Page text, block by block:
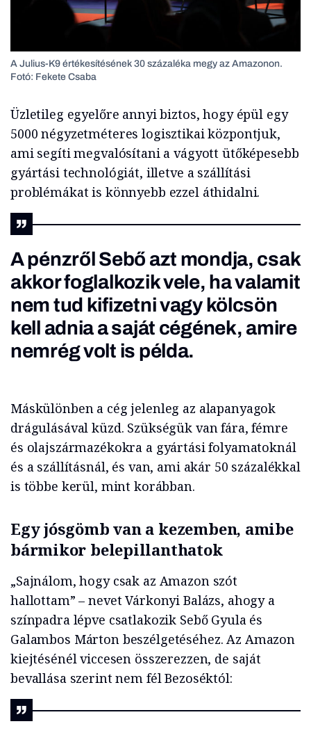
A Julius-K9 értékesítésének 30 százaléka megy az Amazonon.
Fotó: Fekete Csaba
Üzletileg egyelőre annyi biztos, hogy épül egy
5000 négyzetméteres logisztikai központjuk,
ami segíti megvalósítani a vágyott ütőképesebb
gyártási technológiát, illetve a szállítási
problémákat is könnyebb ezzel áthidalni.
A pénzről Sebő azt mondja, csak
akkor foglalkozik vele, ha valamit
nem tud kifizetni vagy kölcsön
kell adnia a saját cégének, amire
nemrég volt is példa.
Máskülönben a cég jelenleg az alapanyagok
drágulásával küzd. Szükségük van fára, fémre
és olajszármazékokra a gyártási folyamatoknál
és a szállításnál, és van, ami akár 50 százalékkal
is többe kerül, mint korábban.
Egy jósgömb van a kezemben, amibe
bármikor belepillanthatok
„Sajnálom, hogy csak az Amazon szót
hallottam” – nevet Várkonyi Balázs, ahogy a
színpadra lépve csatlakozik Sebő Gyula és
Galambos Márton beszélgetéséhez. Az Amazon
kiejtésénél viccesen összerezzen, de saját
bevallása szerint nem fél Bezoséktól: